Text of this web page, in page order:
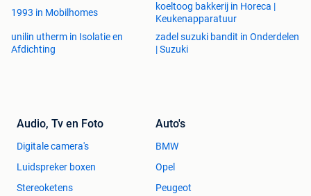
1993 in Mobilhomes
koeltoog bakkerij in Horeca |
Keukenapparatuur
unilin utherm in Isolatie en
Afdichting
zadel suzuki bandit in Onderdelen
| Suzuki
Audio, Tv en Foto
Digitale camera's
Luidspreker boxen
Stereoketens
Auto's
BMW
Opel
Peugeot